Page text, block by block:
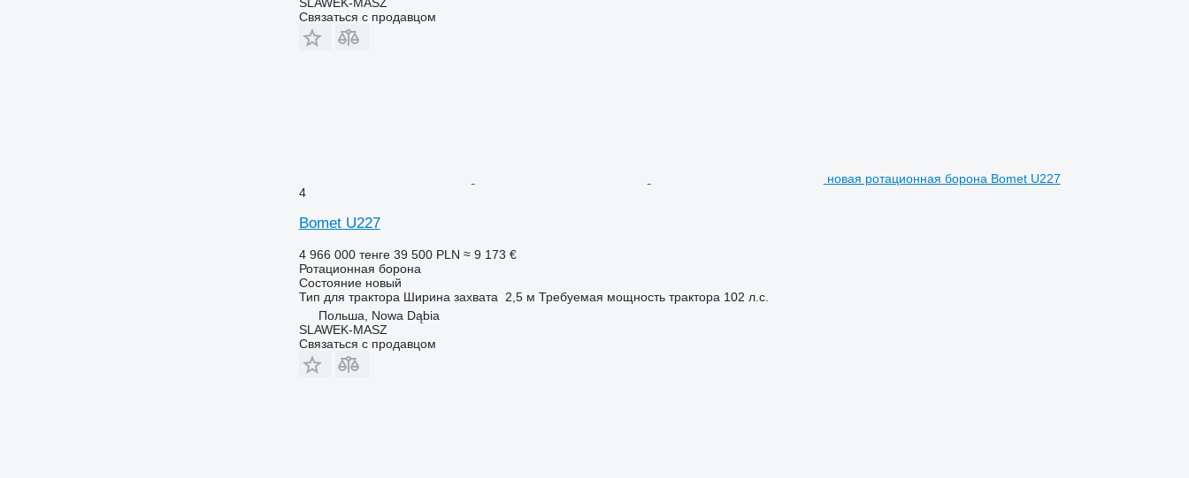
Связаться с продавцом
новая ротационная борона Bomet U227
4
Bomet U227
4 966 000 тенге 39 500 PLN ≈ 9 173 €
Ротационная борона
Состояниеновый
Тип для трактора Ширина захвата 2,5 м Требуемая мощность трактора 102 л.с.
Польша, Nowa Dąbia
SLAWEK-MASZ
Связаться с продавцом